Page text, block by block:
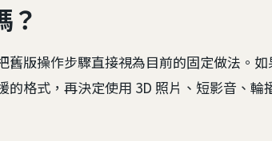
？
版操作步驟直接視為目前的固定做法。如
格式，再決定使用 3D 照片、短影音、輪